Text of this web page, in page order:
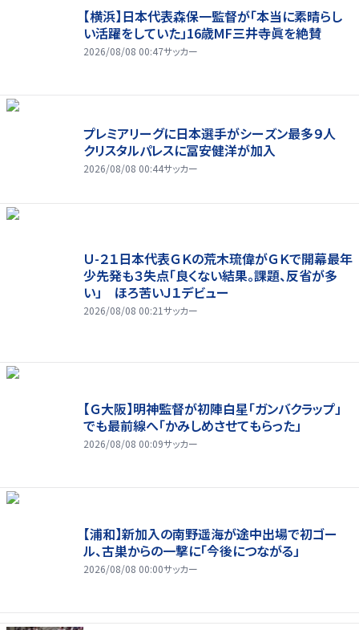
【横浜】日本代表森保一監督が「本当に素晴らし
い活躍をしていた」16歳MF三井寺眞を絶賛
2026/08/08 00:47サッカー
プレミアリーグに日本選手がシーズン最多９人
クリスタルパレスに冨安健洋が加入
2026/08/08 00:44サッカー
Ｕ-２１日本代表ＧＫの荒木琉偉がＧＫで開幕最年
少先発も３失点「良くない結果。課題、反省が多
い」 ほろ苦いＪ１デビュー
2026/08/08 00:21サッカー
【Ｇ大阪】明神監督が初陣白星「ガンバクラップ」
でも最前線へ「かみしめさせてもらった」
2026/08/08 00:09サッカー
【浦和】新加入の南野遥海が途中出場で初ゴー
ル、古巣からの一撃に「今後につながる」
2026/08/08 00:00サッカー